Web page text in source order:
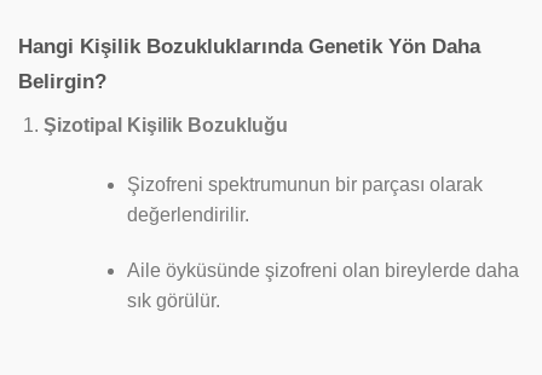
Hangi Kişilik Bozukluklarında Genetik Yön Daha
Belirgin?
Şizotipal Kişilik Bozukluğu
Şizofreni spektrumunun bir parçası olarak
değerlendirilir.
Aile öyküsünde şizofreni olan bireylerde daha
sık görülür.